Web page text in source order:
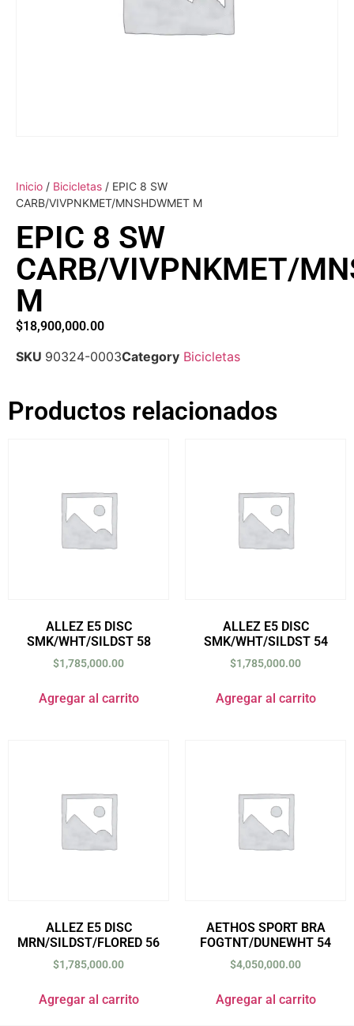
Inicio / Bicicletas / EPIC 8 SW
CARB/VIVPNKMET/MNSHDWMET M
EPIC 8 SW
CARB/VIVPNKMET/
M
$18,900,000.00
SKU 90324-0003Category Bicicletas
Productos relacionados
ALLEZ E5 DISC
SMK/WHT/SILDST 58
$1,785,000.00
Agregar al carrito
ALLEZ E5 DISC
SMK/WHT/SILDST 54
$1,785,000.00
Agregar al carrito
ALLEZ E5 DISC
MRN/SILDST/FLORED 56
$1,785,000.00
Agregar al carrito
AETHOS SPORT BRA
FOGTNT/DUNEWHT 54
$4,050,000.00
Agregar al carrito